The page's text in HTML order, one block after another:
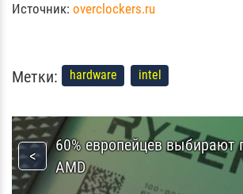
Источник: overclockers.ru
Метки: hardware intel
60% европейцев выбирают
AMD